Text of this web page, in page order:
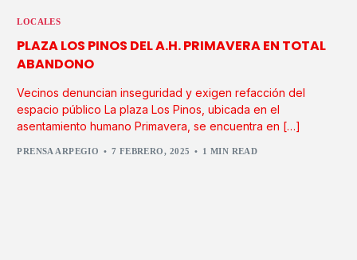
LOCALES
PLAZA LOS PINOS DEL A.H. PRIMAVERA EN TOTAL
ABANDONO
Vecinos denuncian inseguridad y exigen refacción del
espacio público La plaza Los Pinos, ubicada en el
asentamiento humano Primavera, se encuentra en […]
PRENSA ARPEGIO 7 FEBRERO, 2025 1 MIN READ